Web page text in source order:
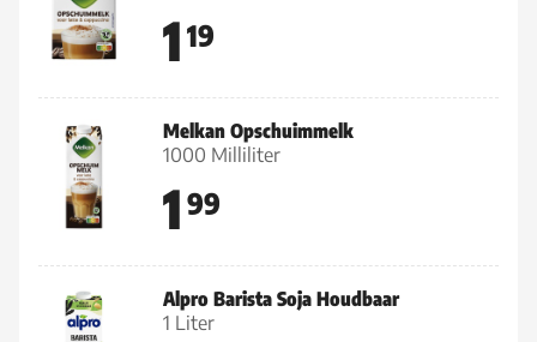
1 19
Melkan Opschuimmelk
1000 Milliliter
1 99
Alpro Barista Soja Houdbaar
1 Liter